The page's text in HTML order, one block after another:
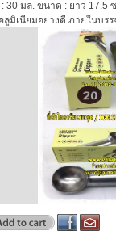
30 มล. ขนาด : ยาว 17.5
ลูมิเนียมอย่างดี ภายในบร
Polished cast